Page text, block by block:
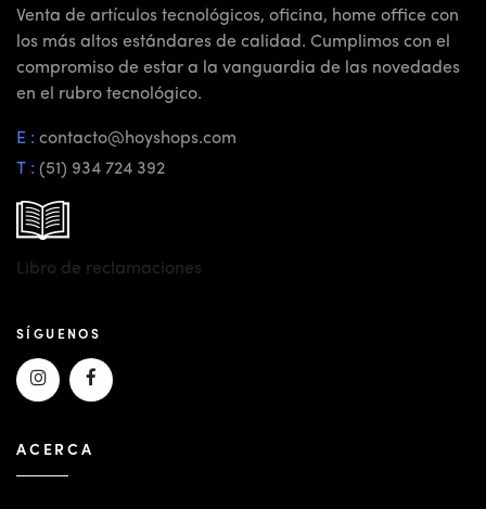
Venta de artículos tecnológicos, oficina, home office con
los más altos estándares de calidad. Cumplimos con el
compromiso de estar a la vanguardia de las novedades
en el rubro tecnológico.
E : contacto@hoyshops.com
T : (51) 934 724 392
Libro de reclamaciones
SÍGUENOS
ACERCA